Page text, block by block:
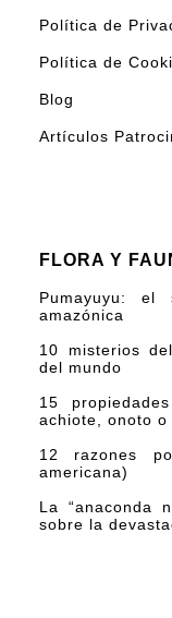
Política de
Política de
Blog
Artículos
FLORA Y
Pumayuyu: el
amazónica
10 misterios
del mundo
15
achiote, onoto
12 razones
americana)
La “anaconda
sobre la